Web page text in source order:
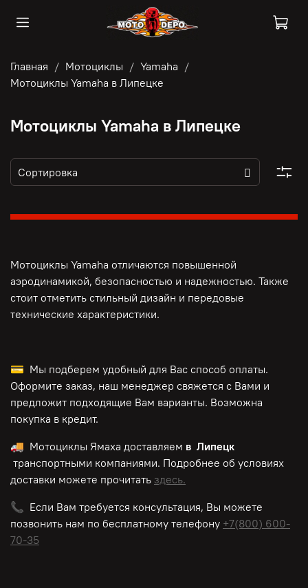
Главная Мотоциклы
Yamaha
Мотоциклы Yamaha в Липецке
Мотоциклы Yamaha в Липецке
Мотоциклы Yamaha отличаются повышенной
аэродинамикой, безопасностью и надежностью. Также
стоит отметить стильный дизайн и передовые
технические характеристики.
💳 Мы подберем удобный для Вас способ оплаты.
Оформите заказ, наш менеджер свяжется с Вами и
предложит подходящие Вам варианты. Возможна
покупка в кредит.
🚚 Мотоциклы Ямаха доставляем в Липецк
транспортными компаниями. Подробнее об условиях
доставки можете прочитать здесь.
📞 Если Вам требуется консультация, Вы можете
позвонить нам по бесплатному телефону +7(800) 600-
70-35